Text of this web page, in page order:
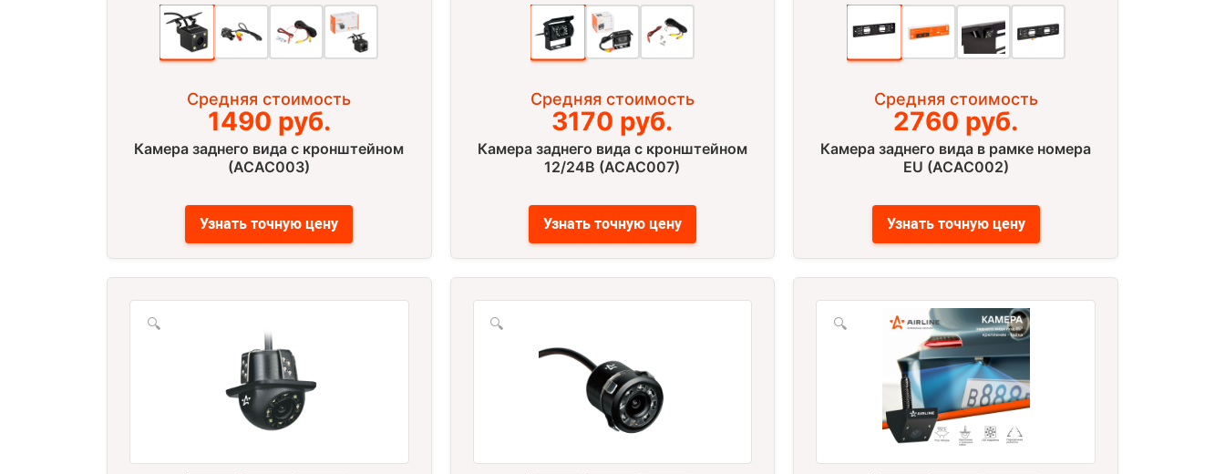
Средняя стоимость
1490 руб.
Камера заднего вида c кронштейном
(ACAC003)
Узнать точную цену
Средняя стоимость
3170 руб.
Камера заднего вида c кронштейном
12/24В (ACAC007)
Узнать точную цену
Средняя стоимость
2760 руб.
Камера заднего вида в рамке номера
EU (ACAC002)
Узнать точную цену
🔍 🔍 🔍